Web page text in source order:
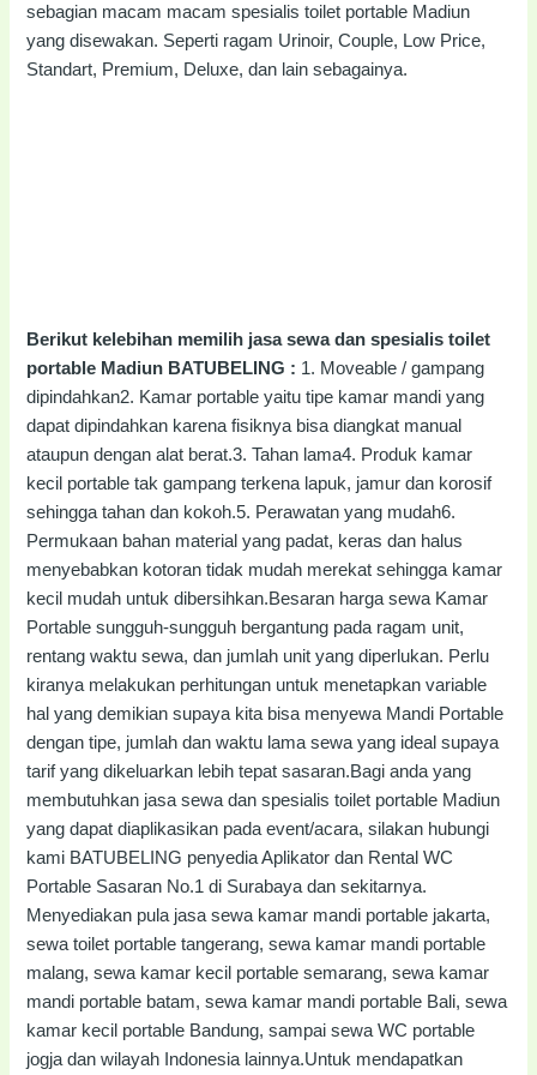
sebagian macam macam spesialis toilet portable Madiun
yang disewakan. Seperti ragam Urinoir, Couple, Low Price,
Standart, Premium, Deluxe, dan lain sebagainya.
Berikut kelebihan memilih jasa sewa dan spesialis toilet
portable Madiun BATUBELING : 1. Moveable / gampang
dipindahkan2. Kamar portable yaitu tipe kamar mandi yang
dapat dipindahkan karena fisiknya bisa diangkat manual
ataupun dengan alat berat.3. Tahan lama4. Produk kamar
kecil portable tak gampang terkena lapuk, jamur dan korosif
sehingga tahan dan kokoh.5. Perawatan yang mudah6.
Permukaan bahan material yang padat, keras dan halus
menyebabkan kotoran tidak mudah merekat sehingga kamar
kecil mudah untuk dibersihkan.Besaran harga sewa Kamar
Portable sungguh-sungguh bergantung pada ragam unit,
rentang waktu sewa, dan jumlah unit yang diperlukan. Perlu
kiranya melakukan perhitungan untuk menetapkan variable
hal yang demikian supaya kita bisa menyewa Mandi Portable
dengan tipe, jumlah dan waktu lama sewa yang ideal supaya
tarif yang dikeluarkan lebih tepat sasaran.Bagi anda yang
membutuhkan jasa sewa dan spesialis toilet portable Madiun
yang dapat diaplikasikan pada event/acara, silakan hubungi
kami BATUBELING penyedia Aplikator dan Rental WC
Portable Sasaran No.1 di Surabaya dan sekitarnya.
Menyediakan pula jasa sewa kamar mandi portable jakarta,
sewa toilet portable tangerang, sewa kamar mandi portable
malang, sewa kamar kecil portable semarang, sewa kamar
mandi portable batam, sewa kamar mandi portable Bali, sewa
kamar kecil portable Bandung, sampai sewa WC portable
jogja dan wilayah Indonesia lainnya.Untuk mendapatkan